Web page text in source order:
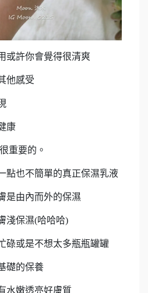
或許你會覺得很清爽
他感受
康
重要的。
點也不簡單的真正保濕乳液
是由內而外的保濕
淺保濕(哈哈哈)
碌或是不想太多瓶瓶罐罐
礎的保養
水嫩透亮好膚質